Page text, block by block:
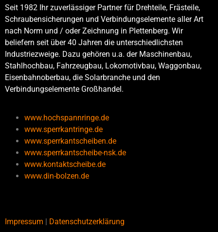
Seit 1982 Ihr zuverlässiger Partner für Drehteile, Frästeile,
Schraubensicherungen und Verbindungselemente aller Art
nach Norm und / oder Zeichnung in Plettenberg. Wir
beliefern seit über 40 Jahren die unterschiedlichsten
Industriezweige. Dazu gehören u.a. der Maschinenbau,
Stahlhochbau, Fahrzeugbau, Lokomotivbau, Waggonbau,
Eisenbahnoberbau, die Solarbranche und den
Verbindungselemente Großhandel.
www.hochspannringe.de
www.sperrkantringe.de
www.sperrkantscheiben.de
www.sperrkantscheibe-nsk.de
www.kontaktscheibe.de
www.din-bolzen.de
Impressum | Datenschutzerklärung